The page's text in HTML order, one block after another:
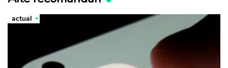
actual